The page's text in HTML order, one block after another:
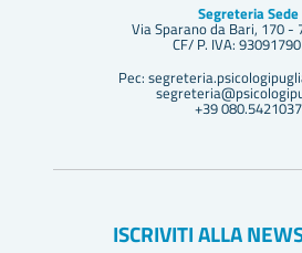
Segreteria Sede
Via Sparano da Bari, 170 -
CF/ P. IVA:
Pec:
+39 080.5421037
ISCRIVITI ALLA